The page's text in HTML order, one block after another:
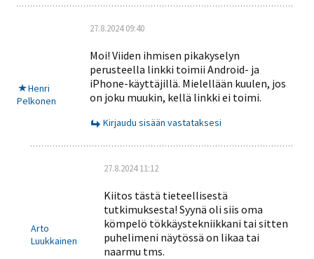
Henri
Pelkonen
27.8.2024 09:40
Moi! Viiden ihmisen pikakyselyn
perusteella linkki toimii Android- ja
iPhone-käyttäjillä. Mielellään kuulen, jos
on joku muukin, kellä linkki ei toimi.
Kirjaudu sisään vastataksesi
Arto
Luukkainen
27.8.2024 11:12
Kiitos tästä tieteellisestä
tutkimuksesta! Syynä oli siis oma
kömpelö tökkäystekniikkani tai sitten
puhelimeni näytössä on likaa tai
naarmu tms.